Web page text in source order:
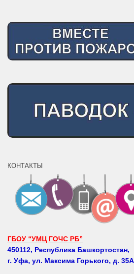
КОНТАКТЫ
ГБОУ “УМЦ ГОЧС РБ”
450112, Республика Башкортостан,
г. Уфа, ул. Максима Горького, д. 35А